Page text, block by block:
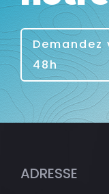
48h
ADRESSE